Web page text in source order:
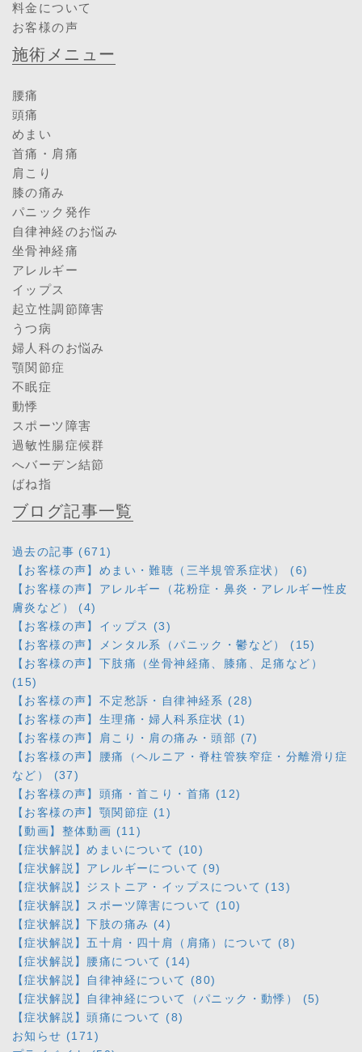
料金について
お客様の声
施術メニュー
腰痛
頭痛
めまい
首痛・肩痛
肩こり
膝の痛み
パニック発作
自律神経のお悩み
坐骨神経痛
アレルギー
イップス
起立性調節障害
うつ病
婦人科のお悩み
顎関節症
不眠症
動悸
スポーツ障害
過敏性腸症候群
へバーデン結節
ばね指
ブログ記事一覧
過去の記事 (671)
【お客様の声】めまい・難聴（三半規管系症状） (6)
【お客様の声】アレルギー（花粉症・鼻炎・アレルギー性皮
膚炎など） (4)
【お客様の声】イップス (3)
【お客様の声】メンタル系（パニック・鬱など） (15)
【お客様の声】下肢痛（坐骨神経痛、膝痛、足痛など）
(15)
【お客様の声】不定愁訴・自律神経系 (28)
【お客様の声】生理痛・婦人科系症状 (1)
【お客様の声】肩こり・肩の痛み・頭部 (7)
【お客様の声】腰痛（ヘルニア・脊柱管狭窄症・分離滑り症
など） (37)
【お客様の声】頭痛・首こり・首痛 (12)
【お客様の声】顎関節症 (1)
【動画】整体動画 (11)
【症状解説】めまいについて (10)
【症状解説】アレルギーについて (9)
【症状解説】ジストニア・イップスについて (13)
【症状解説】スポーツ障害について (10)
【症状解説】下肢の痛み (4)
【症状解説】五十肩・四十肩（肩痛）について (8)
【症状解説】腰痛について (14)
【症状解説】自律神経について (80)
【症状解説】自律神経について（パニック・動悸） (5)
【症状解説】頭痛について (8)
お知らせ (171)